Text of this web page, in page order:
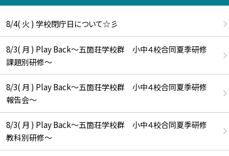
8/4( 火 ) 学校閉庁日について☆彡
8/3( 月 ) Play Back～五箇荘学校群 小中４校合同夏季研修
課題別研修～
8/3( 月 ) Play Back～五箇荘学校群 小中４校合同夏季研修
報告会～
8/3( 月 ) Play Back～五箇荘学校群 小中４校合同夏季研修
教科別研修～